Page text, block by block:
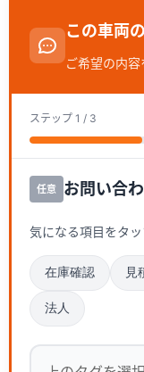
この車両
ご希望の内
ステップ 1 / 3
任意 お問い合
気になる項目をタ
在庫確認 見
法人